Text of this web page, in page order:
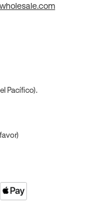
Pacífico).